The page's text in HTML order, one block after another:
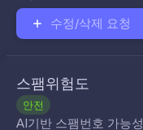
수정/삭제 요청
스팸위험도
안전
AI기반 스팸번호 가능성